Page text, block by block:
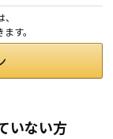
す。
いない方